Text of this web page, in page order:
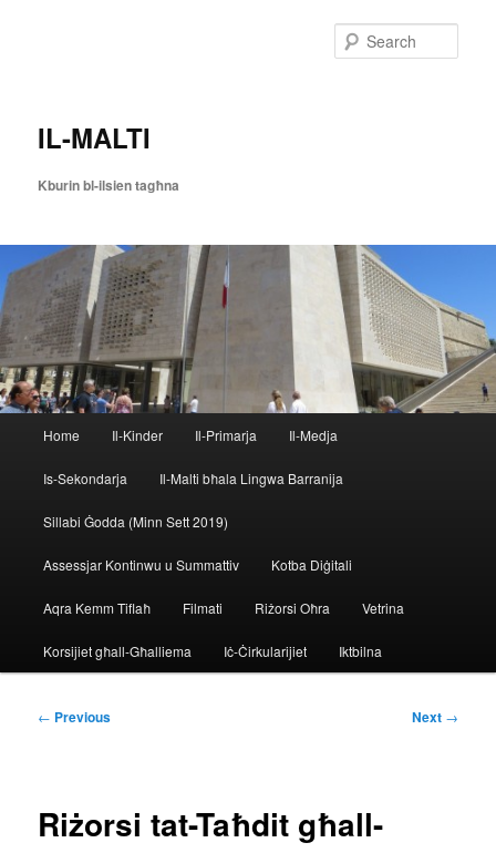
IL-MALTI
Kburin bl-ilsien tagħna
Home Il-Kinder Il-Primarja Il-Medja
Is-Sekondarja Il-Malti bħala Lingwa Barranija
Sillabi Ġodda (Minn Sett 2019)
Assessjar Kontinwu u Summattiv Kotba Diġitali
Aqra Kemm Tiflaħ Filmati Riżorsi Oħra Vetrina
Korsijiet għall-Għalliema Iċ-Ċirkularijiet Iktbilna
Post
← Previous Next →
Riżorsi tat-Taħdit għall-